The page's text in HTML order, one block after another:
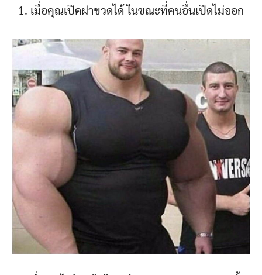
1. เมื่อคุณเปิดฝาขวดได้ ในขณะที่คนอื่นเปิดไม่ออก